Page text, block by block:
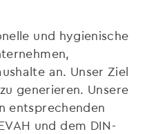
und hygienische
an. Unser Ziel
generieren. Unsere
entsprechenden
und dem DIN-